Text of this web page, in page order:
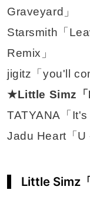
Graveyard」
Starsmith「
Remix」
jigitz「you'll
★Little Simz「
TATYANA「It's
Jadu Heart「U
Little Simz